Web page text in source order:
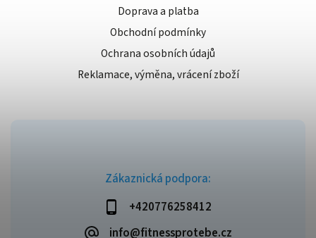
Zákaznická podpora:
+420776258412
info@fitnessprotebe.cz
Doprava a platba
Obchodní podmínky
Ochrana osobních údajů
Reklamace, výměna, vrácení zboží